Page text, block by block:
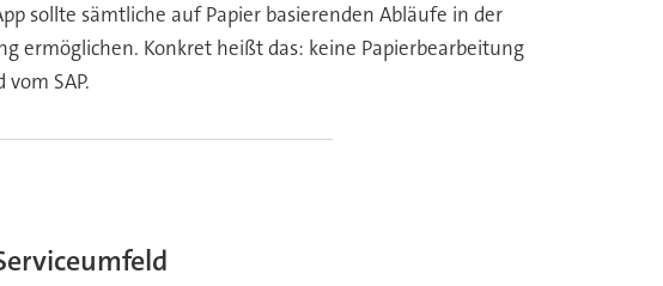
sollte sämtliche auf Papier basierenden Abläufe in der
ermöglichen. Konkret heißt das: keine Papierbearbeitung
SAP.